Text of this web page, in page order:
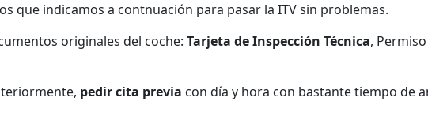
que indicamos a contnuación para pasar la ITV sin problemas.
originales del coche: Tarjeta de Inspección Técnica,
pedir cita previa con día y hora con bastante tiempo de